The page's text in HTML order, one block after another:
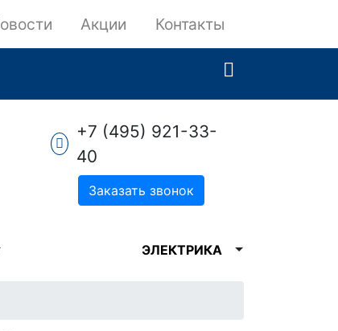
Акции Контакты
+7 (495) 921-33-
40
Заказать звонок
ЭЛЕКТРИКА